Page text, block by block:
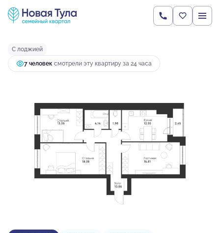
3-комнатная80.23 м 8 821 770 руб.
Ипотекаот 23 348 руб.
С лоджией
7 человек смотрели эту квартиру за 24 часа